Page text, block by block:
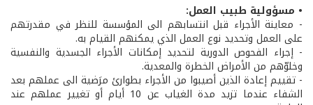
• مسؤولية طبيب العمل:
- معاينة الأجراء قبل انتسابهم الى المؤسسة للنظر في مقدرتهم
على العمل وتحديد نوع العمل الذي يمكنهم القيام به.
- إجراء الفحوص الدورية لتحديد إمكانات الأجراء الجسدية والنفسية
وخلوّهم من الأمراض الخطرة والمعدية.
- تقييم إعادة الذين أصيبوا من الأجراء بطوارئ مرَضية الى عملهم بعد
الشفاء عندما تزيد مدة الغياب عن 10 أيام أو تغيير عملهم عند